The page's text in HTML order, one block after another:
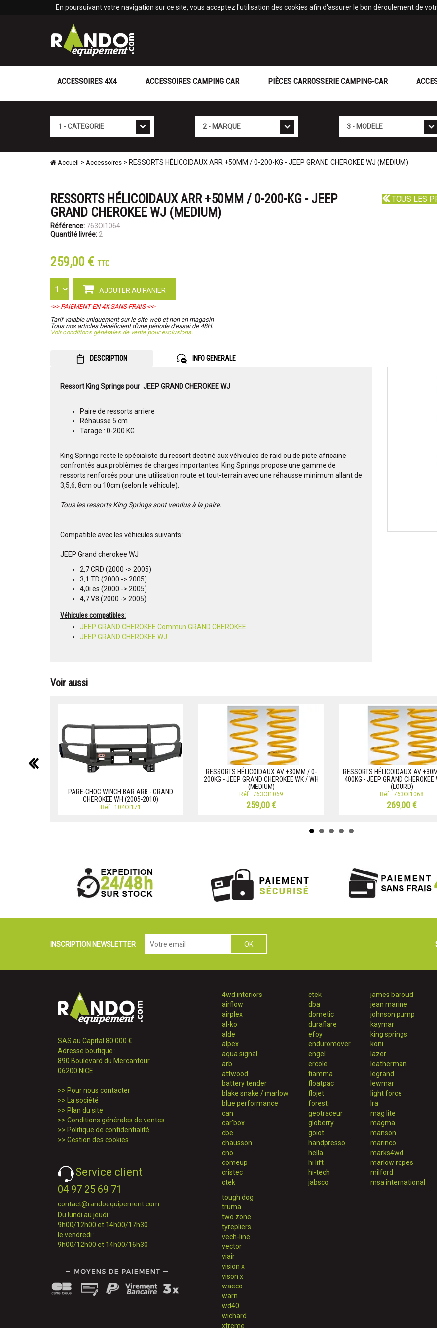
En poursuivant votre navigation sur ce site, vous acceptez l'utilisation des cookies afin d'assurer le bon déroulement de
ACCESSOIRES 4X4 ACCESSOIRES CAMPING CAR PIÈCES CARROSSERIE CAMPING-CAR
Accueil > Accessoires > RESSORTS HÉLICOIDAUX ARR +50MM / 0-200-KG - JEEP GRAND CHEROKEE WJ (MEDIUM)
TOUS LES
RESSORTS HÉLICOIDAUX ARR +50MM / 0-200-KG - JEEP
GRAND CHEROKEE WJ (MEDIUM)
Référence: 763OI1064
Quantité livrée: 2
259,00 € TTC
AJOUTER AU PANIER
->> PAIEMENT EN 4X SANS FRAIS <<-
Tarif valable uniquement sur le site web et non en magasin
Tous nos articles bénéficient d'une période d'essai de 48H.
Voir conditions générales de vente pour exclusions.
DESCRIPTION INFO GENERALE
Ressort King Springs pour JEEP GRAND CHEROKEE WJ
Paire de ressorts arrière
Réhausse 5 cm
Tarage : 0-200 KG
King Springs reste le spécialiste du ressort destiné aux véhicules de raid ou de piste africaine
confrontés aux problèmes de charges importantes. King Springs propose une gamme de
ressorts renforcés pour une utilisation route et tout-terrain avec une réhausse minimum allant de
3,5,6, 8cm ou 10cm (selon le véhicule).
Tous les ressorts King Springs sont vendus à la paire.
Compatible avec les véhicules suivants :
JEEP Grand cherokee WJ
2,7 CRD (2000 -> 2005)
3,1 TD (2000 -> 2005)
4,0i es (2000 -> 2005)
4,7 V8 (2000 -> 2005)
Véhicules compatibles:
JEEP GRAND CHEROKEE Commun GRAND CHEROKEE
JEEP GRAND CHEROKEE WJ
Voir aussi
PARE-CHOC WINCH BAR ARB - GRAND
CHEROKEE WH (2005-2010)
Réf.: 104OI171
RESSORTS HÉLICOIDAUX AV +30MM / 0-
200KG - JEEP GRAND CHEROKEE WK / WH
(MEDIUM)
Réf.: 763OI1069
259,00 €
RESSORTS HÉLICOIDAUX AV
400KG - JEEP GRAND CHEROKEE
(LOURD)
Réf.: 763OI1068
269,00 €
précédent
INSCRIPTION NEWSLETTER
SAS au Capital 80 000 €
Adresse boutique :
890 Boulevard du Mercantour
06200 NICE
>> Pour nous contacter
>> La société
>> Plan du site
>> Conditions générales de ventes
>> Politique de confidentialité
>> Gestion des cookies
Service client
04 97 25 69 71
contact@randoequipement.com
Du lundi au jeudi :
9h00/12h00 et 14h00/17h30
le vendredi :
9h00/12h00 et 14h00/16h30
4wd interiors
airflow
airplex
al-ko
alde
alpex
aqua signal
arb
attwood
battery tender
blake snake / marlow
blue performance
can
car'box
cbe
chausson
cno
comeup
cristec
ctek
ctek
dba
dometic
duraflare
efoy
enduromover
engel
ercole
fiamma
floatpac
flojet
foresti
geotraceur
globerry
goiot
handpresso
hella
hi lift
hi-tech
jabsco
james baroud
jean marine
johnson pump
kaymar
king springs
koni
lazer
leatherman
legrand
lewmar
light force
lra
mag lite
magma
manson
marinco
marks4wd
marlow ropes
milford
msa international
tough dog
truma
two zone
tyrepliers
vech-line
vector
viair
vision x
vison x
waeco
warn
wd40
wichard
xtreme
Panneau de gestion des cookies